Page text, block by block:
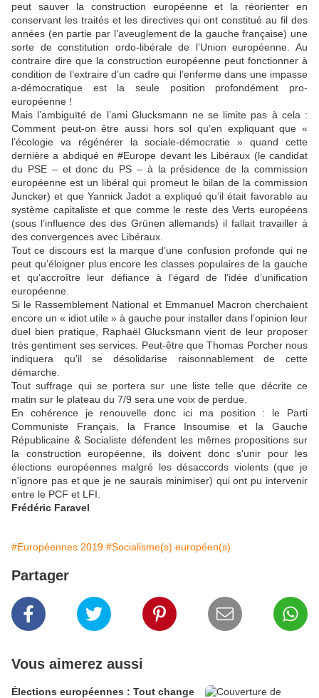
peut sauver la construction européenne et la réorienter en
conservant les traités et les directives qui ont constitué au fil des
années (en partie par l’aveuglement de la gauche française) une
sorte de constitution ordo-libérale de l’Union européenne. Au
contraire dire que la construction européenne peut fonctionner à
condition de l’extraire d’un cadre qui l’enferme dans une impasse
a-démocratique est la seule position profondément pro-
européenne !
Mais l’ambiguïté de l’ami Glucksmann ne se limite pas à cela :
Comment peut-on être aussi hors sol qu’en expliquant que «
l’écologie va régénérer la sociale-démocratie » quand cette
dernière a abdiqué en #Europe devant les Libéraux (le candidat
du PSE – et donc du PS – à la présidence de la commission
européenne est un libéral qui promeut le bilan de la commission
Juncker) et que Yannick Jadot a expliqué qu’il était favorable au
système capitaliste et que comme le reste des Verts européens
(sous l’influence des des Grünen allemands) il fallait travailler à
des convergences avec Libéraux.
Tout ce discours est la marque d’une confusion profonde qui ne
peut qu’éloigner plus encore les classes populaires de la gauche
et qu’accroître leur défiance à l’égard de l’idée d’unification
européenne.
Si le Rassemblement National et Emmanuel Macron cherchaient
encore un « idiot utile » à gauche pour installer dans l’opinion leur
duel bien pratique, Raphaël Glucksmann vient de leur proposer
très gentiment ses services. Peut-être que Thomas Porcher nous
indiquera qu'il se désolidarise raisonnablement de cette
démarche.
Tout suffrage qui se portera sur une liste telle que décrite ce
matin sur le plateau du 7/9 sera une voix de perdue.
En cohérence je renouvelle donc ici ma position : le Parti
Communiste Français, la France Insoumise et la Gauche
Républicaine & Socialiste défendent les mêmes propositions sur
la construction européenne, ils doivent donc s'unir pour les
élections européennes malgré les désaccords violents (que je
n'ignore pas et que je ne saurais minimiser) qui ont pu intervenir
entre le PCF et LFI.
Frédéric Faravel
#Européennes 2019 #Socialisme(s) européen(s)
Partager
Vous aimerez aussi
Élections européennes : Tout change